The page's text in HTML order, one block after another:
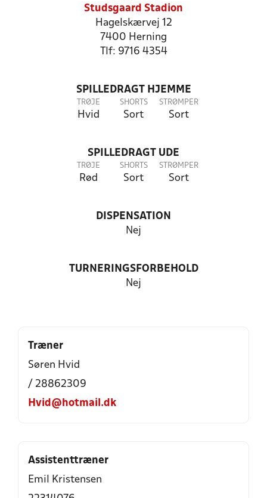
Studsgaard Stadion
Hagelskærvej 12
7400 Herning
Tlf: 9716 4354
SPILLEDRAGT HJEMME
TRØJE
Hvid
SHORTS
Sort
STRØMPER
Sort
SPILLEDRAGT UDE
TRØJE
Rød
SHORTS
Sort
STRØMPER
Sort
DISPENSATION
Nej
TURNERINGSFORBEHOLD
Nej
Træner
Søren Hvid
/ 28862309
Hvid@hotmail.dk
Assistenttræner
Emil Kristensen